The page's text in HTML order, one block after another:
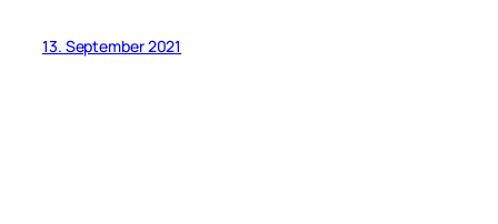
13. September 2021